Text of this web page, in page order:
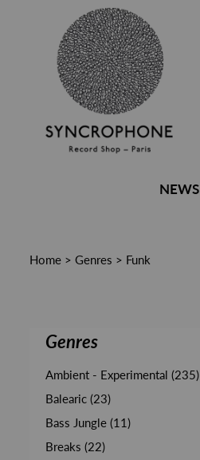
NEWS
Home > Genres > Funk
Genres
Ambient - Experimental (235)
Balearic (23)
Bass Jungle (11)
Breaks (22)